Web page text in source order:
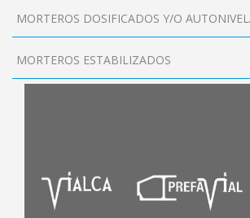
MORTEROS DOSIFICADOS Y/O
MORTEROS ESTABILIZADOS